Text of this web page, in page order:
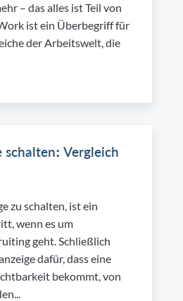
– das alles ist Teil von
ist ein Überbegriff für
der Arbeitswelt, die
schalten: Vergleich
zu schalten, ist ein
wenn es um
geht. Schließlich
dafür, dass eine
bekommt, von